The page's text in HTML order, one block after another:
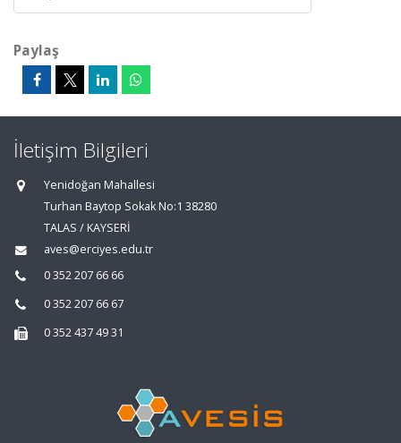
Paylaş
İletişim Bilgileri
Yenidoğan Mahallesi
Turhan Baytop Sokak No:1 38280
TALAS / KAYSERİ
aves@erciyes.edu.tr
0 352 207 66 66
0 352 207 66 67
0 352 437 49 31